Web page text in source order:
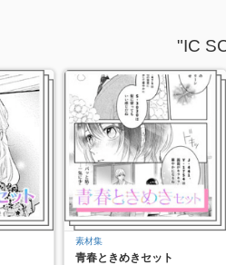
"IC
素材集
青春ときめきセット